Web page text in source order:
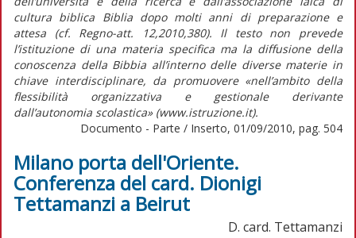
cultura biblica Biblia dopo molti anni di preparazione e
attesa (cf. Regno-att. 12,2010,380). Il testo non prevede
l’istituzione di una materia specifica ma la diffusione della
conoscenza della Bibbia all’interno delle diverse materie in
chiave interdisciplinare, da promuovere «nell’ambito della
flessibilità organizzativa e gestionale derivante
dall’autonomia scolastica» (www.istruzione.it).
Documento - Parte / Inserto, 01/09/2010, pag. 504
Milano porta dell'Oriente.
Conferenza del card. Dionigi
Tettamanzi a Beirut
D. card. Tettamanzi